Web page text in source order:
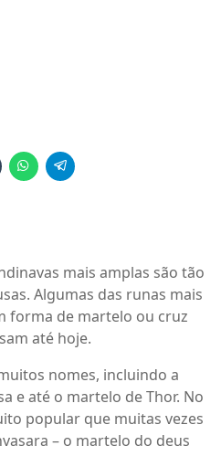
mais amplas são tão
Algumas das runas mais
forma de martelo ou cruz
até hoje.
nomes, incluindo a
e até o martelo de Thor. No
popular que muitas vezes
– o martelo do deus